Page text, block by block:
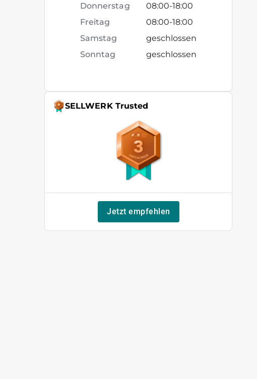
Donnerstag
08:00-18:00
Freitag
08:00-18:00
Samstag
geschlossen
Sonntag
geschlossen
SELLWERK Trusted
3
Jetzt empfehlen